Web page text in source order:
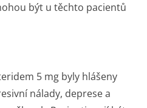
být u těchto pacientů
5 mg byly hlášeny
nálady, deprese a